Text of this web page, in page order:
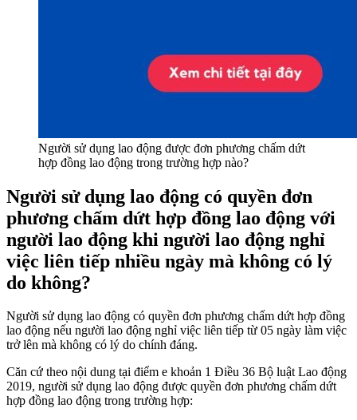
Người sử dụng lao động được đơn phương chấm dứt
hợp đồng lao động trong trường hợp nào?
Người sử dụng lao động có quyền đơn
phương chấm dứt hợp đồng lao động với
người lao động khi người lao động nghỉ
việc liên tiếp nhiều ngày mà không có lý
do không?
Người sử dụng lao động có quyền đơn phương chấm dứt hợp đồng
lao động nếu người lao động nghỉ việc liên tiếp từ 05 ngày làm việc
trở lên mà không có lý do chính đáng.
Căn cứ theo nội dung tại điểm e khoản 1 Điều 36 Bộ luật Lao động
2019, người sử dụng lao động được quyền đơn phương chấm dứt
hợp đồng lao động trong trường hợp: